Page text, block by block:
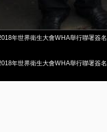
年世界衛生大會WHA舉行聯署簽名
年世界衛生大會WHA舉行聯署簽名